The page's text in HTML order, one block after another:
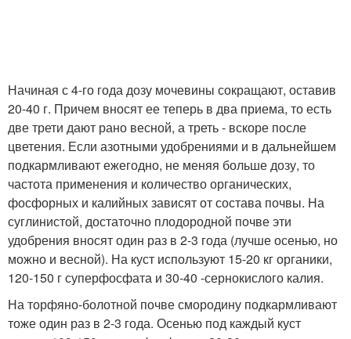
Начиная с 4-го года дозу мочевины сокращают, оставив
20-40 г. Причем вносят ее теперь в два приема, то есть
две трети дают рано весной, а треть - вскоре после
цветения. Если азотными удобрениями и в дальнейшем
подкармливают ежегодно, не меняя больше дозу, то
частота применения и количество органических,
фосфорных и калийных зависят от состава почвы. На
суглинистой, достаточно плодородной почве эти
удобрения вносят один раз в 2-3 года (лучше осенью, но
можно и весной). На куст используют 15-20 кг органики,
120-150 г суперфосфата и 30-40 -сернокислого калия.
На торфяно-болотной почве смородину подкармливают
тоже один раз в 2-3 года. Осенью под каждый куст